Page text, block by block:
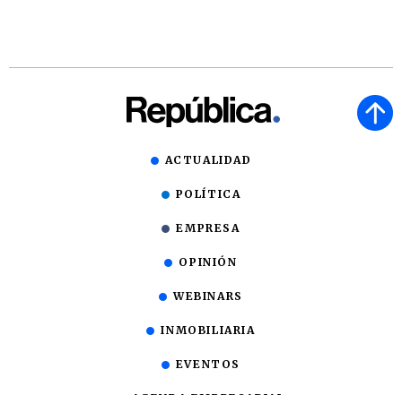
ACTUALIDAD
POLÍTICA
EMPRESA
OPINIÓN
WEBINARS
INMOBILIARIA
EVENTOS